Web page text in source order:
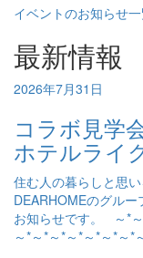
イベントのお知らせ
最新情報
2026年7月31日
コラボ見学
ホテルライ
住む人の暮らしと思
DEARHOMEのグル
お知らせです。 ～*
～*～*～*～*～*～*